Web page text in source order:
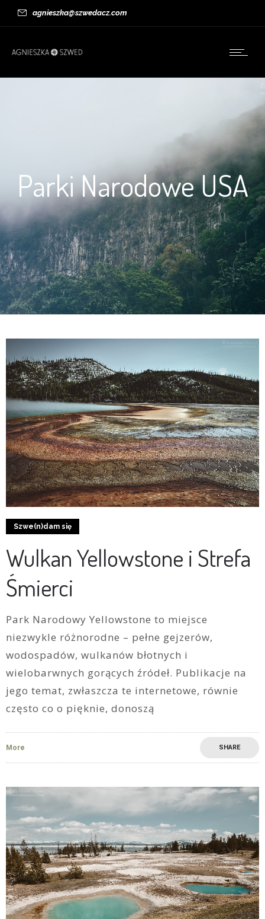
agnieszka@szwedacz.com
Parki Narodowe USA
Szwe(n)dam się
Wulkan Yellowstone i Strefa
Śmierci
Park Narodowy Yellowstone to miejsce
niezwykle różnorodne – pełne gejzerów,
wodospadów, wulkanów błotnych i
wielobarwnych gorących źródeł. Publikacje na
jego temat, zwłaszcza te internetowe, równie
często co o pięknie, donoszą
More SHARE